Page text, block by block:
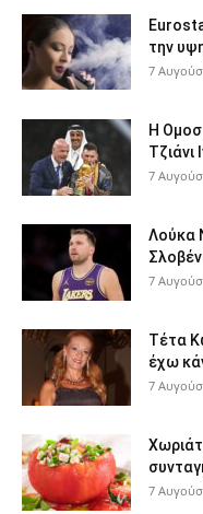
την
7
Η
7
Λούκα
7
Τέτα
έχω
7
7